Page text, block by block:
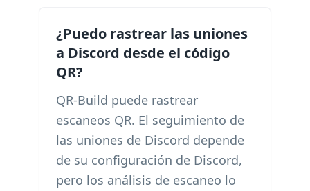
¿Puedo rastrear las uniones
a Discord desde el código
QR?
QR-Build puede rastrear
escaneos QR. El seguimiento de
las uniones de Discord depende
de su configuración de Discord,
pero los análisis de escaneo lo